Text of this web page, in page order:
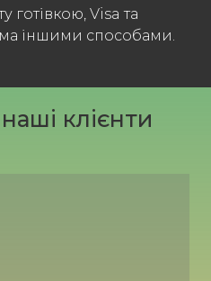
Visa та
іншими способами.
клієнти